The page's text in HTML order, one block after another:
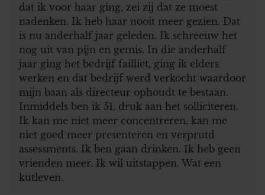
dat ik voor haar ging, zei zij dat ze moest
nadenken. Ik heb haar nooit meer gezien. Dat
is nu anderhalf jaar geleden. Ik schreeuw het
nog uit van pijn en gemis. In die anderhalf
jaar ging het bedrijf failliet, ging ik elders
werken en dat bedrijf werd verkocht waardoor
mijn baan als directeur ophoudt te bestaan.
Inmiddels ben ik 51, druk aan het solliciteren.
Ik kan me niet meer concentreren, kan me
niet goed meer presenteren en verprutd
assessments. Ik ben gaan drinken. Ik heb geen
vrienden meer. Ik wil uitstappen. Wat een
kutleven.